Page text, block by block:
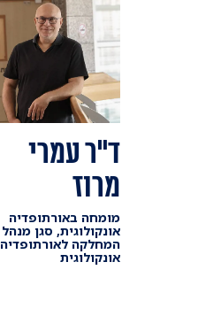
ד"ר עמרי
מרוז
מומחה באורתופדיה
אונקולוגית, סגן מנהל
המחלקה לאורתופדיה
אונקולוגית